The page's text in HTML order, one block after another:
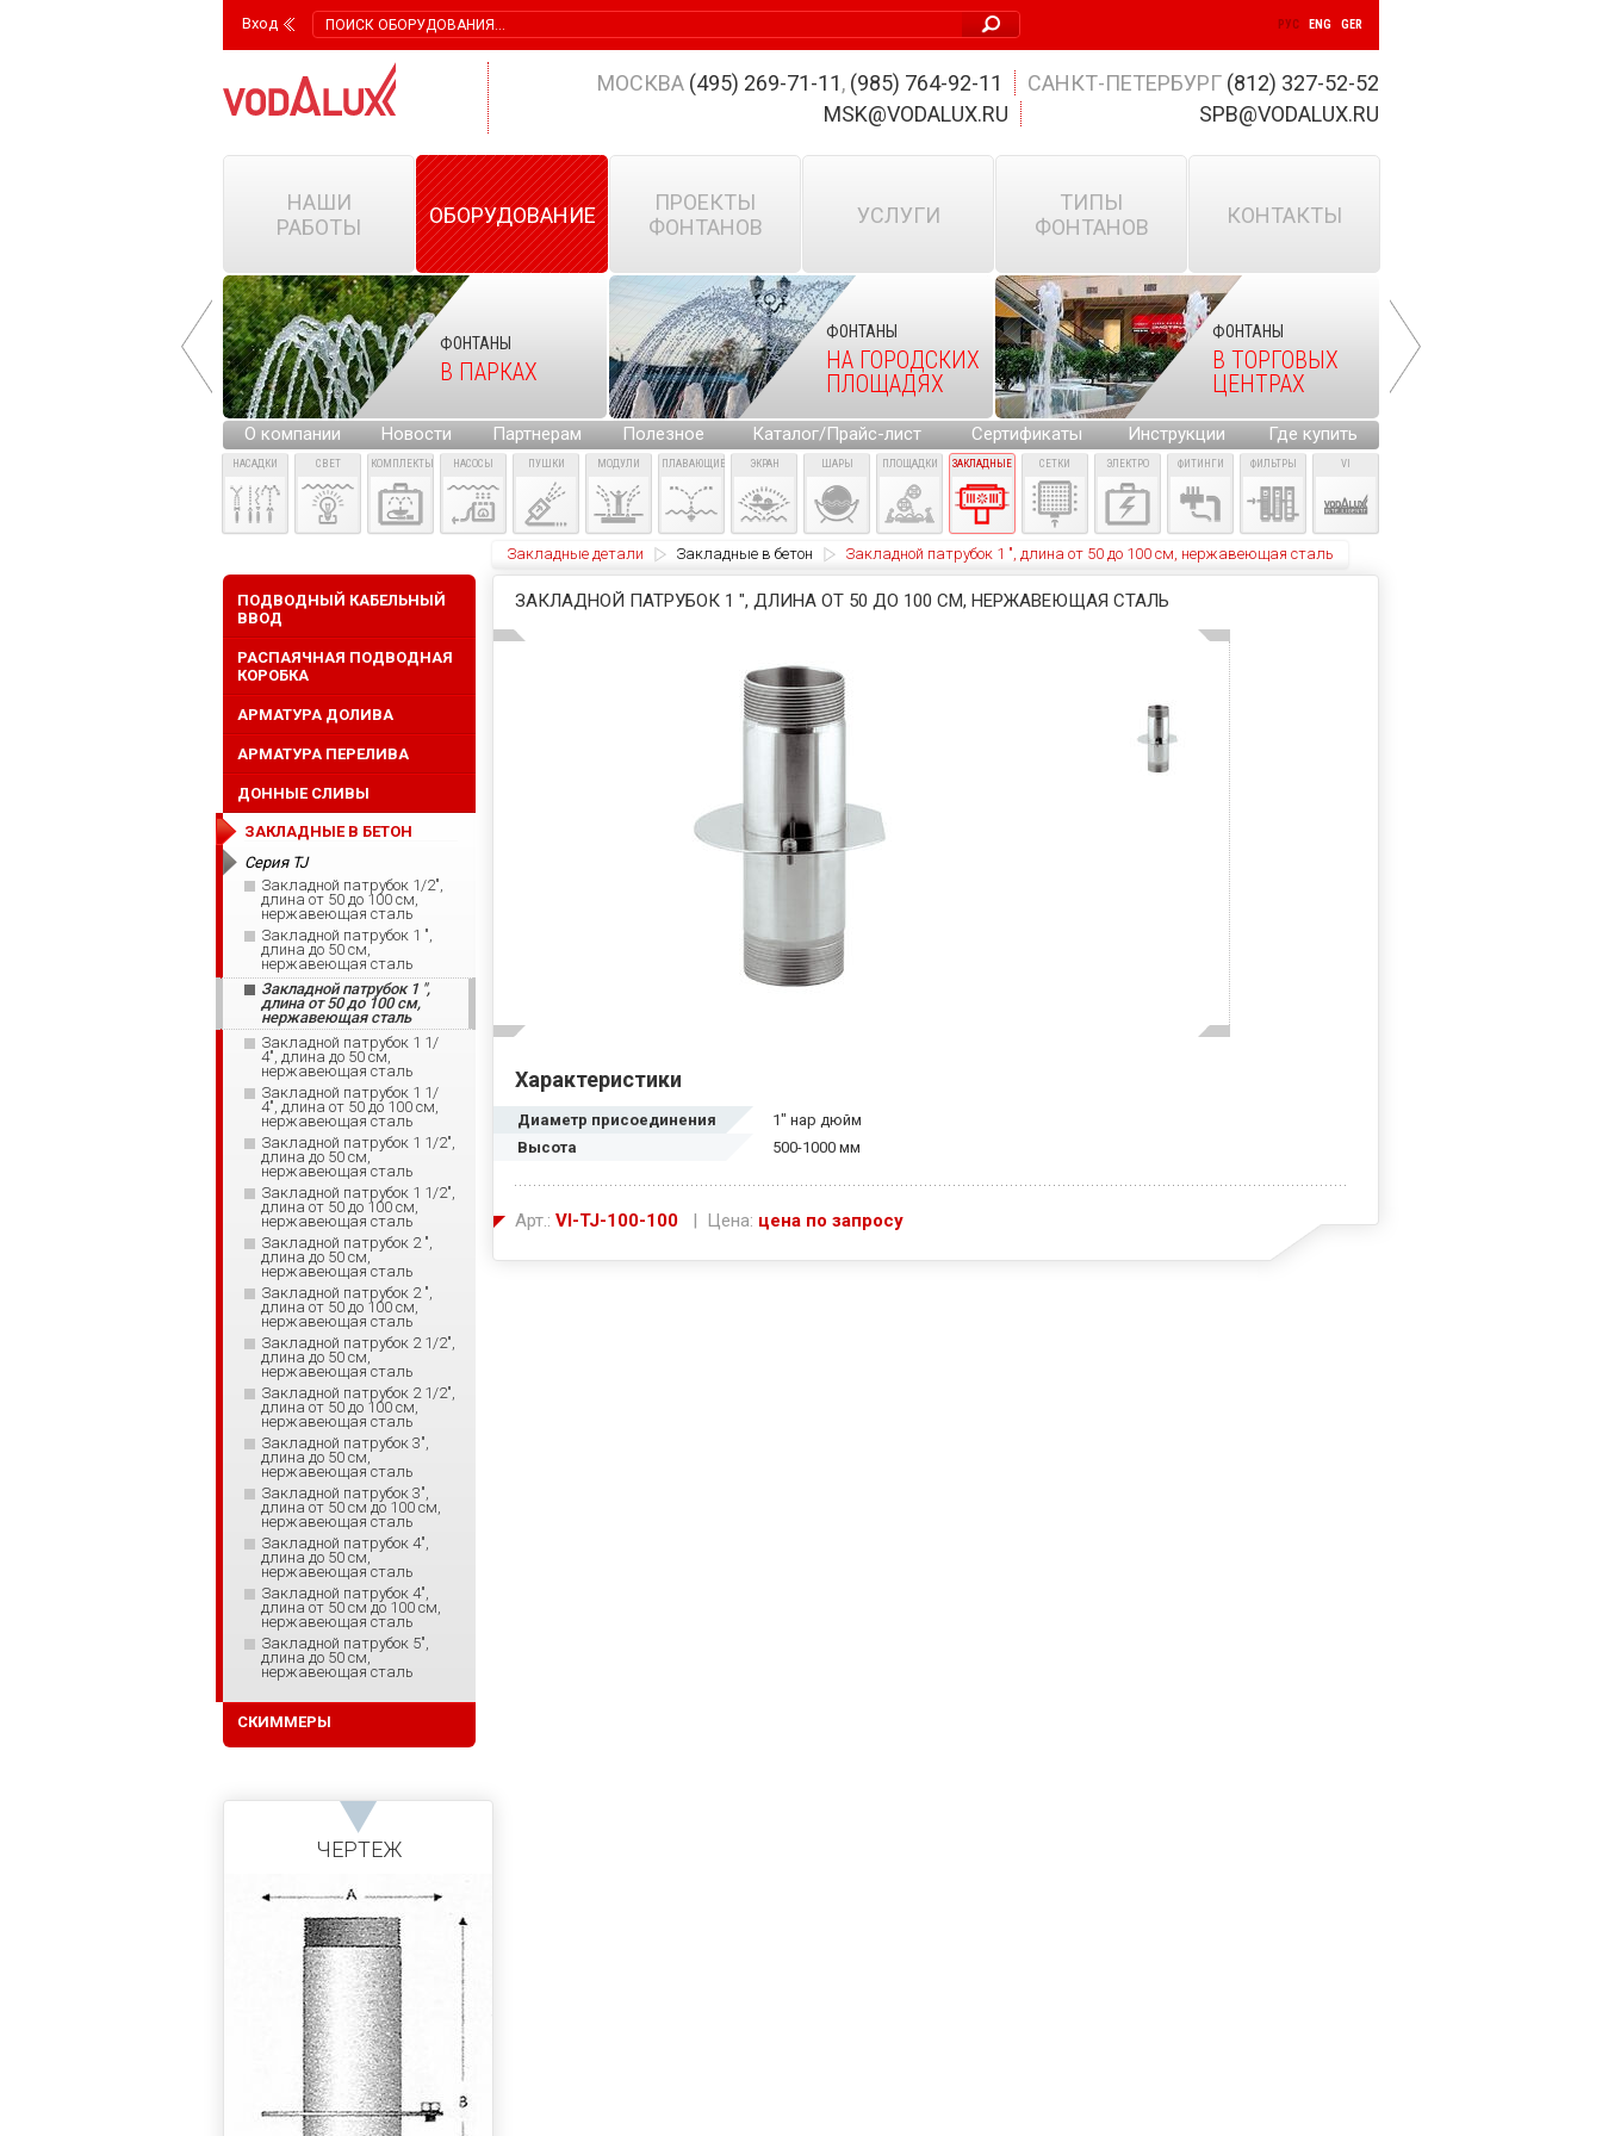
Вход РУС ENG GER
МОСКВА (495) 269-71-11, (985) 764-92-11 САНКТ-ПЕТЕРБУРГ (812) 327-52-52
MSK@VODALUX.RU
SPB@VODALUX.RU
НАШИ
РАБОТЫ
ОБОРУДОВАНИЕ
ПРОЕКТЫ
ФОНТАНОВ
УСЛУГИ
ТИПЫ
ФОНТАНОВ
КОНТАКТЫ
НА ГОРОДСКИХ
ФОНТАНЫ
В ПАРКАХ
ФОНТАНЫ
НА ГОРОДСКИХ
ПЛОЩАДЯХ
ФОНТАНЫ
В ТОРГОВЫХ
ЦЕНТРАХ
О компании Новости Партнерам Полезное Каталог/Прайс-лист Сертификаты Инструкции Где купить
НАСАДКИ СВЕТ КОМПЛЕКТЫ НАСОСЫ ПУШКИ МОДУЛИ ПЛАВАЮЩИЕ ЭКРАН ШАРЫ ПЛОЩАДКИ ЗАКЛАДНЫЕ СЕТКИ ЭЛЕКТРО ФИТИНГИ ФИЛЬТРЫ VI
Закладные детали Закладные в бетон Закладной патрубок 1 ", длина от 50 до 100 см, нержавеющая сталь
ЗАКЛАДНОЙ ПАТРУБОК 1 ", ДЛИНА ОТ 50 ДО 100 СМ, НЕРЖАВЕЮЩАЯ СТАЛЬ
Характеристики
Диаметр присоединения
1" нар дюйм
Высота
500-1000 мм
Арт.: VI-TJ-100-100 | Цена: цена по запросу
ПОДВОДНЫЙ КАБЕЛЬНЫЙ
ВВОД
РАСПАЯЧНАЯ ПОДВОДНАЯ
КОРОБКА
АРМАТУРА ДОЛИВА
АРМАТУРА ПЕРЕЛИВА
ДОННЫЕ СЛИВЫ
ЗАКЛАДНЫЕ В БЕТОН
Серия TJ
Закладной патрубок 1/2",
длина от 50 до 100 см,
нержавеющая сталь
Закладной патрубок 1 ",
длина до 50 см,
нержавеющая сталь
Закладной патрубок 1 ",
длина от 50 до 100 см,
нержавеющая сталь
Закладной патрубок 1 1/
4", длина до 50 см,
нержавеющая сталь
Закладной патрубок 1 1/
4", длина от 50 до 100 см,
нержавеющая сталь
Закладной патрубок 1 1/2",
длина до 50 см,
нержавеющая сталь
Закладной патрубок 1 1/2",
длина от 50 до 100 см,
нержавеющая сталь
Закладной патрубок 2 ",
длина до 50 см,
нержавеющая сталь
Закладной патрубок 2 ",
длина от 50 до 100 см,
нержавеющая сталь
Закладной патрубок 2 1/2",
длина до 50 см,
нержавеющая сталь
Закладной патрубок 2 1/2",
длина от 50 до 100 см,
нержавеющая сталь
Закладной патрубок 3",
длина до 50 см,
нержавеющая сталь
Закладной патрубок 3",
длина от 50 см до 100 см,
нержавеющая сталь
Закладной патрубок 4",
длина до 50 см,
нержавеющая сталь
Закладной патрубок 4",
длина от 50 см до 100 см,
нержавеющая сталь
Закладной патрубок 5",
длина до 50 см,
нержавеющая сталь
СКИММЕРЫ
ЧЕРТЕЖ